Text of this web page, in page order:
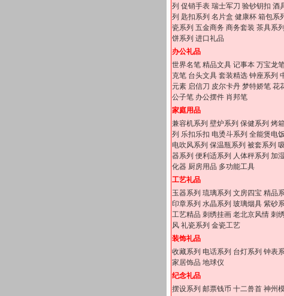
列 促销手表 瑞士军刀 验钞钥扣 酒
列 匙扣系列 名片盒 健康杯 箱包系
瓷系列 五金商务 商务套装 茶具系列
饼系列 进口礼品
办公礼品
世界名笔 精品文具 记事本 万宝龙
克笔 台头文具 套装精选 钟座系列
元素 启信刀 皮尔卡丹 梦特娇笔 花
公子笔 办公摆件 肖邦笔
家庭用品
兼容机系列 壁炉系列 保健系列 烤
列 乐扣乐扣 电烫斗系列 全能煲电
电吹风系列 保温瓶系列 被套系列
器系列 便利适系列 人体秤系列 加
化器 厨房用品 多功能工具
工艺礼品
玉器系列 琉璃系列 文房四宝 精品
印章系列 水晶系列 玻璃烟具 紫砂
工艺精品 刺绣挂画 老北京风情 刺
风 礼瓷系列 金瓷工艺
装饰礼品
收藏系列 电话系列 台灯系列 钟表
家居饰品 地球仪
纪念礼品
摆设系列 邮票钱币 十二兽首 神州